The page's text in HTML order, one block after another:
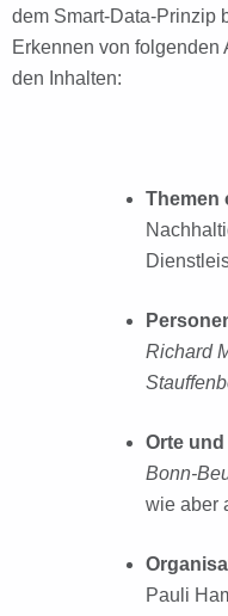
dem Smart-Data-Prinzip
Erkennen von folgenden
den Inhalten:
Themen
Richard
Orte
Bonn-
wie aber
Pauli